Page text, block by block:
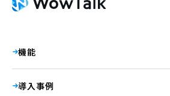
機能
導入事例